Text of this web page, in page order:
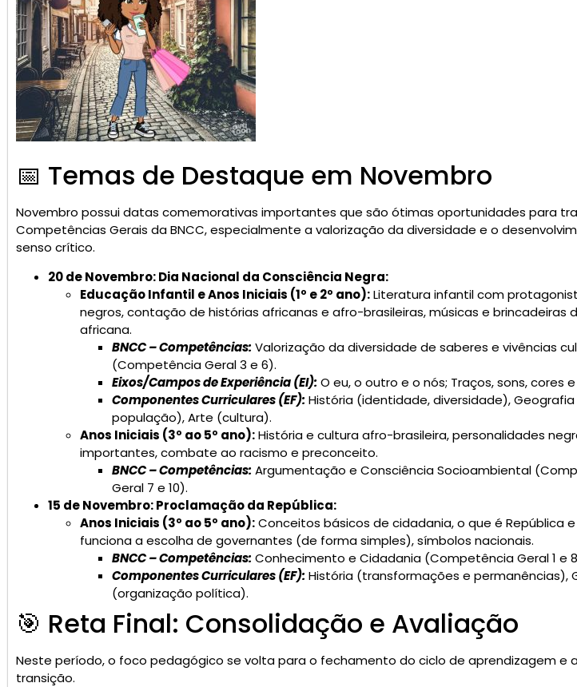
📅 Temas de Destaque em Novembro
Novembro possui datas comemorativas importantes que são ótimas oportunidades para
Competências Gerais da BNCC, especialmente a valorização da diversidade e o
senso crítico.
20 de Novembro: Dia Nacional da Consciência Negra:
Educação Infantil e Anos Iniciais (1º e 2º ano):Literatura infantil com
negros, contação de histórias africanas e afro-brasileiras, músicas e brincadeiras
africana.
BNCC – Competências: Valorização da diversidade de saberes e vivências
(Competência Geral 3 e 6).
Eixos/Campos de Experiência (EI): O eu, o outro e o nós; Traços, sons, cores
Componentes Curriculares (EF): História (identidade, diversidade),
população), Arte (cultura).
Anos Iniciais (3º ao 5º ano):História e cultura afro-brasileira, personalidades
importantes, combate ao racismo e preconceito.
BNCC – Competências: Argumentação e Consciência Socioambiental
Geral 7 e 10).
15 de Novembro: Proclamação da República:
Anos Iniciais (3º ao 5º ano):Conceitos básicos de cidadania, o que é República
funciona a escolha de governantes (de forma simples), símbolos nacionais.
BNCC – Competências: Conhecimento e Cidadania (Competência Geral 1 e
Componentes Curriculares (EF): História (transformações e permanências),
(organização política).
🎯 Reta Final: Consolidação e Avaliação
Neste período, o foco pedagógico se volta para o fechamento do ciclo de aprendizagem e
transição.